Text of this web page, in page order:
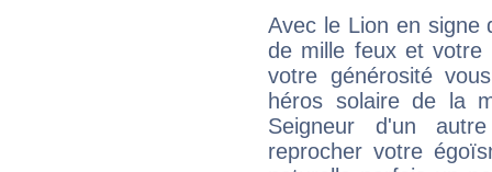
Avec le Lion en signe
de mille feux et votre
votre générosité
héros solaire de la
Seigneur d'un
reprocher votre